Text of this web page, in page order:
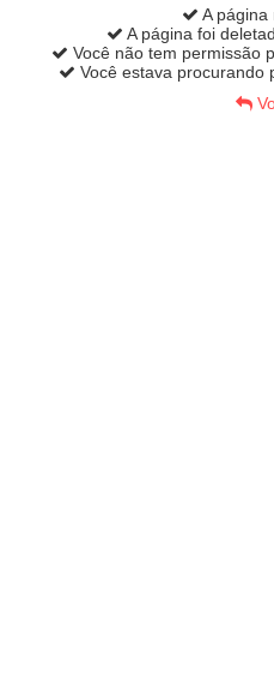
A página
A página foi
Você não tem permissão
Você estava procurando